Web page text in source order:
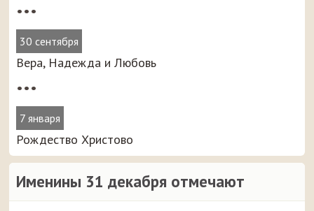
•••
30 сентября
Вера, Надежда и Любовь
•••
7 января
Рождество Христово
Именины 31 декабря отмечают